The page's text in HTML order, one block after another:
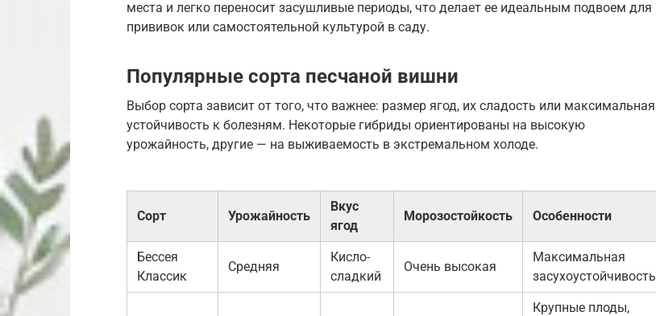
места и легко переносит засушливые периоды, что делает ее идеальным подвоем для
прививок или самостоятельной культурой в саду.
Популярные сорта песчаной вишни
Выбор сорта зависит от того, что важнее: размер ягод, их сладость или максимальная
устойчивость к болезням. Некоторые гибриды ориентированы на высокую
урожайность, другие — на выживаемость в экстремальном холоде.
Сорт Урожайность
Вкус
ягод
Морозостойкость Особенности
Бессея
Классик
Средняя
Кисло-
сладкий
Очень высокая
Максимальная
засухоустойчивость
Крупные плоды,